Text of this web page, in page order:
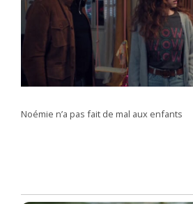
Noémie n’a pas fait de mal aux enfants